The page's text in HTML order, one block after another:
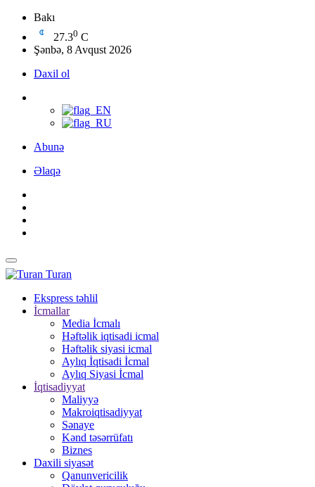
Bakı
27.30 C
Şənbə, 8 Avqust 2026
Daxil ol
Abunə
Əlaqə
Turan
Ekspress təhlil
İcmallar
Media İcmalı
Həftəlik iqtisadi icmal
Həftəlik siyasi icmal
Aylıq İqtisadi İcmal
Aylıq Siyasi İcmal
İqtisadiyyat
Maliyyə
Makroiqtisadiyyat
Sənaye
Kənd təsərrüfatı
Biznes
Daxili siyasət
Qanunvericilik